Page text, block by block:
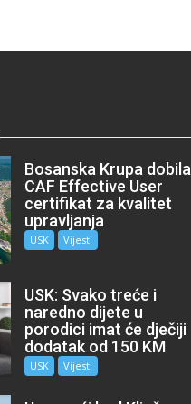
Bosanska Krupa dobila
CAF Effective User
certifikat za kvalitet
upravljanja
USK Vijesti
USK: Svako treće i
naredno dijete u
porodici imat će dječiji
dodatak od 150 KM
USK Vijesti